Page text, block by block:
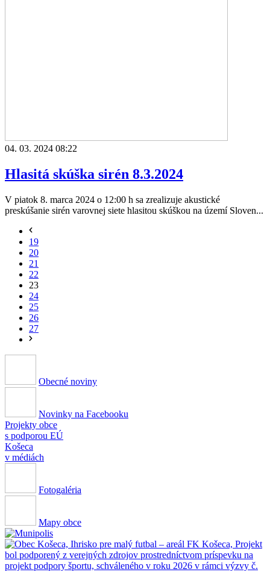
04. 03. 2024 08:22
Hlasitá skúška sirén 8.3.2024
V piatok 8. marca 2024 o 12:00 h sa zrealizuje akustické
preskúšanie sirén varovnej siete hlasitou skúškou na území Sloven...
19
20
21
22
23
24
25
26
27
Obecné noviny
Novinky na Facebooku
Projekty obce
s podporou EÚ
Košeca
v médiách
Fotogaléria
Mapy obce